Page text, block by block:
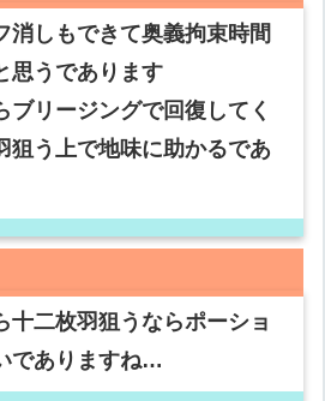
消しもできて奥義拘束時間
思うであります
ブリージングで回復してく
狙う上で地味に助かるであ
十二枚羽狙うならポーショ
でありますね…